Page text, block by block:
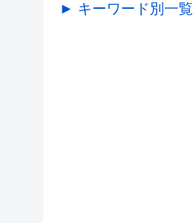
► キーワード別一覧